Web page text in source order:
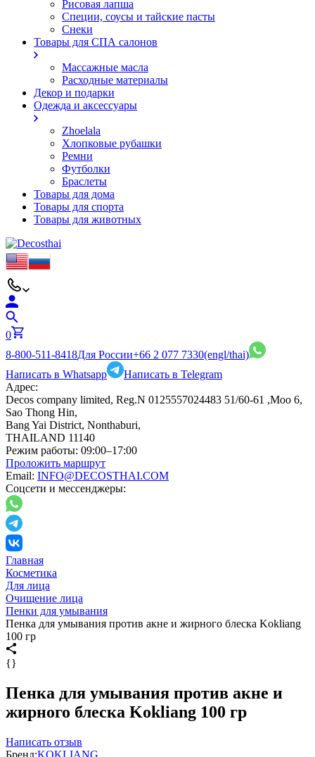
Рисовая лапша
Специи, соусы и тайские пасты
Снеки
Товары для СПА салонов
Массажные масла
Расходные материалы
Декор и подарки
Одежда и аксессуары
Zhoelala
Хлопковые рубашки
Ремни
Футболки
Браслеты
Товары для дома
Товары для спорта
Товары для животных
0
8-800-511-8418Для России+66 2 077 7330(engl/thai)
Написать в Whatsapp
Написать в Telegram
Адрес:
Decos company limited, Reg.N 0125557024483 51/60-61 ,Moo 6,
Sao Thong Hin,
Bang Yai District, Nonthaburi,
THAILAND 11140
Режим работы: 09:00–17:00
Проложить маршрут
Email: INFO@DECOSTHAI.COM
Соцсети и мессенджеры:
Главная
Косметика
Для лица
Очищение лица
Пенки для умывания
Пенка для умывания против акне и жирного блеска Kokliang
100 гр
{}
Пенка для умывания против акне и
жирного блеска Kokliang 100 гр
Написать отзыв
Бренд:KOKLIANG